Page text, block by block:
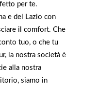
per te.
e del Lazio con
il comfort. Che
tuo, o che tu
la nostra società è
alla nostra
siamo in